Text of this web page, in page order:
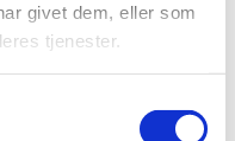
givet dem, eller som
tjenester.